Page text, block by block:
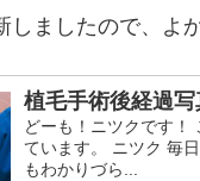
しましたので、よ
植毛手術後経過
どーも！ニツクです！
ています。 ニツク 毎
もわかりづら...